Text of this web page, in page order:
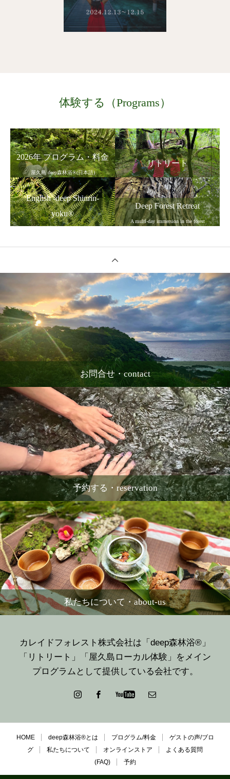
体験する（Programs）
2026年 プログラム・料金
屋久島 deep森林浴®(日本語)
リトリート
English -deep Shinrin-
yoku®
Deep Forest Retreat
A multi-day immersion in the forest
お問合せ・contact
予約する・reservation
私たちについて・about-us
カレイドフォレスト株式会社は「deep森林浴®」
「リトリート」「屋久島ローカル体験」をメイン
プログラムとして提供している会社です。
HOME deep森林浴®とは プログラム/料金
ゲストの声/ブロ
グ
私たちについて オンラインストア
よくある質問
(FAQ)
予約